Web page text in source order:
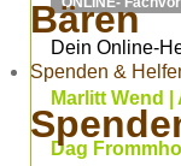
Bären
Spenden &
Dein Online-
Marlitt Wend |
Dag